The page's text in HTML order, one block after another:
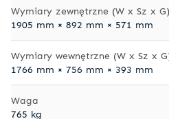
Wymiary zewnętrzne (W x Sz x G)
1905 mm × 892 mm × 571 mm
Wymiary wewnętrzne (W x Sz x
1766 mm × 756 mm × 393 mm
Waga
765 kg